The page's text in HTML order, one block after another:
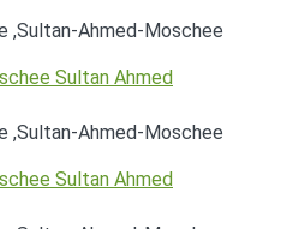
,Sultan-Ahmed-Moschee
,Sultan-Ahmed-Moschee